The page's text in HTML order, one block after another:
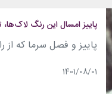
پاییز امسال این رنگ
1401/08/01